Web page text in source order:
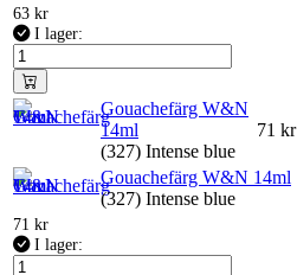
63 kr
I lager:
Gouachefärg W&N
14ml
(327) Intense blue
71 kr
Gouachefärg W&N 14ml
(327) Intense blue
71 kr
I lager: